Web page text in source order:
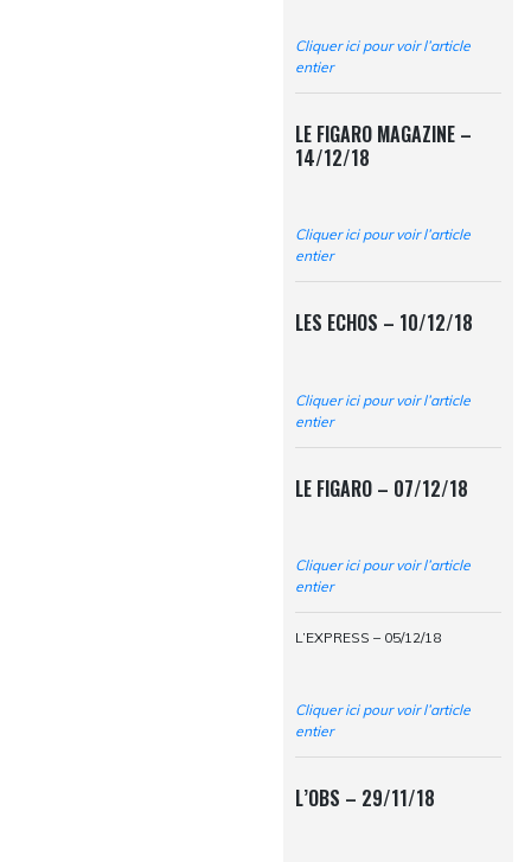
Cliquer ici pour voir l’article
entier
LE FIGARO MAGAZINE –
14/12/18
Cliquer ici pour voir l’article
entier
LES ECHOS – 10/12/18
Cliquer ici pour voir l’article
entier
LE FIGARO – 07/12/18
Cliquer ici pour voir l’article
entier
L’EXPRESS – 05/12/18
Cliquer ici pour voir l’article
entier
L’OBS – 29/11/18